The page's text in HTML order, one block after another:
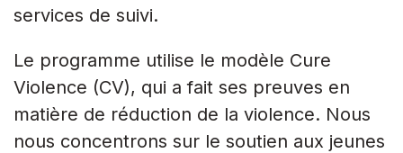
services de suivi.
Le programme utilise le modèle Cure
Violence (CV), qui a fait ses preuves en
matière de réduction de la violence. Nous
nous concentrons sur le soutien aux jeunes